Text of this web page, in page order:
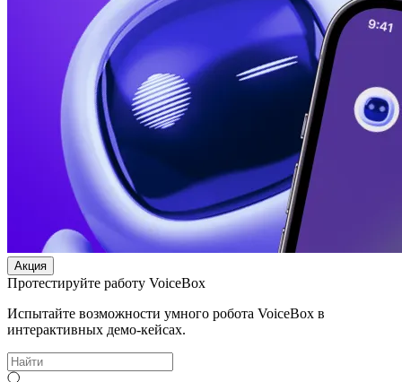
Акция
Протестируйте работу VoiceBox
Испытайте возможности умного робота VoiceBox в
интерактивных демо-кейсах.